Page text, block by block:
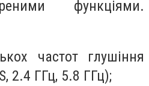
функціями.
частот глушіння
2.4 ГГц, 5.8 ГГц);